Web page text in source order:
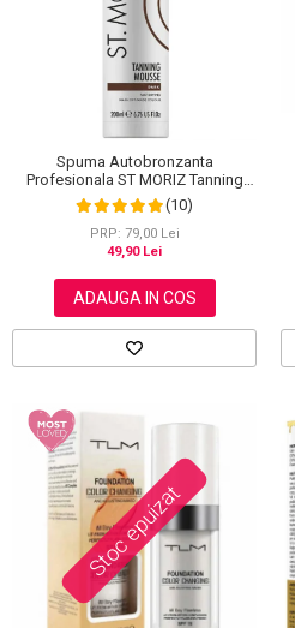
Scrub / Balsam de buze
Netestate pe Animale
Spuma Autobronzanta
Profesionala ST MORIZ Tanning
Mousse, Efect instant, Dark, 200 ml
(10)
PRP: 79,00 Lei
49,90 Lei
ADAUGA IN COS
Stoc epuizat